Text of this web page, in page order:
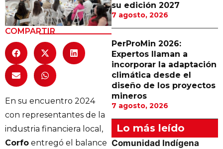
COMPARTIR
En su encuentro 2024
con representantes de la
industria financiera local,
Corfo entregó el balance
su edición 2027
7 agosto, 2026
PerProMin 2026:
Expertos llaman a
incorporar la adaptación
climática desde el
diseño de los proyectos
mineros
7 agosto, 2026
Lo más leído
Comunidad Indígena